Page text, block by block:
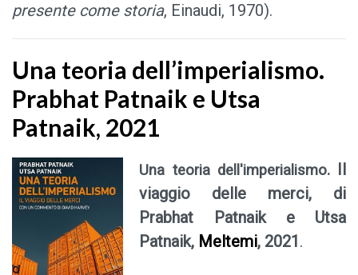
presente come storia, Einaudi, 1970).
Una teoria dell’imperialismo.
Prabhat Patnaik e Utsa
Patnaik, 2021
Una teoria dell'imperialismo. Il
viaggio delle merci, di
Prabhat Patnaik e Utsa
Patnaik, Meltemi, 2021 .